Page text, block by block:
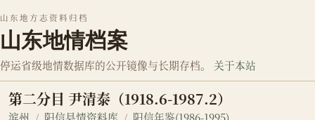
山东地方志资料归档
山东地情档案
停运省级地情数据库的公开镜像与长期存档。 关于本站
第二分目 尹清泰（1918.6-1987.2）
滨州 阳信县情资料库
阳信年鉴(1986-1995)